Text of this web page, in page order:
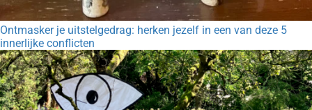
Ontmasker je uitstelgedrag: herken jezelf in een van deze 5
innerlijke conflicten